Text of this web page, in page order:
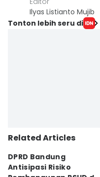
Ilyas Listianto Mujib
Tonton lebih seru di
Related Articles
DPRD Bandung
Antisipasi Risiko